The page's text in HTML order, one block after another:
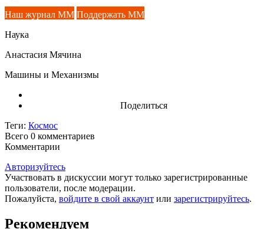
Наш журнал ММ Поддержать ММ
Наука
Анастасия Мячина
Машины и Механизмы
Поделиться
Теги: Космос
Всего 0 комментариев
Комментарии
Авторизуйтесь
Участвовать в дискуссии могут только зарегистрированные
пользователи, после модерации.
Пожалуйста, войдите в свой аккаунт или зарегистрируйтесь.
Рекомендуем